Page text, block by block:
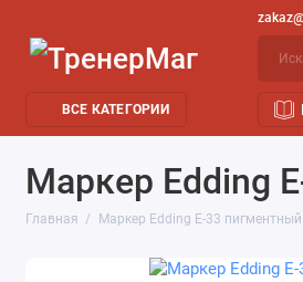
ВСЕ КАТЕГОРИИ
Маркер Edding
Главная Маркер Edding E-33